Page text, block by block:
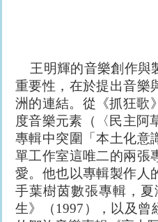
王明輝的音樂創作與
重要性，在於提出音樂
洲的連結。從《抓狂歌
度音樂元素（〈民主阿
專輯中突圍「本土化意
單工作室這唯二的兩張
愛。他也以專輯製作人
手葉樹茵數張專輯，
生》（ 1997 ），以及曾